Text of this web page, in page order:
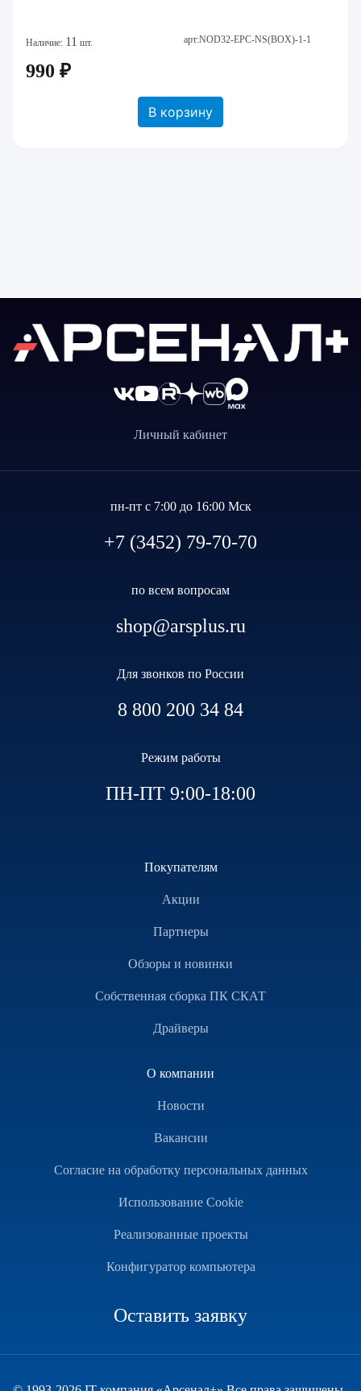
Наличие: 11 шт. арт:NOD32-EPC-NS(BOX)-1-1
990 ₽
В корзину
Личный кабинет
пн-пт с 7:00 до 16:00 Мск
+7 (3452) 79-70-70
по всем вопросам
shop@arsplus.ru
Для звонков по России
8 800 200 34 84
Режим работы
ПН-ПТ 9:00-18:00
Покупателям
Акции
Партнеры
Обзоры и новинки
Собственная сборка ПК СКАТ
Драйверы
О компании
Новости
Вакансии
Согласие на обработку персональных данных
Использование Cookie
Реализованные проекты
Конфигуратор компьютера
Оставить заявку